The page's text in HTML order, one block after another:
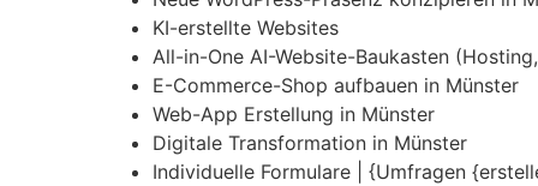
KI-erstellte Websites
All-in-One AI-Website-Baukasten
E-Commerce-Shop aufbauen in Münster
Web-App Erstellung in Münster
Digitale Transformation in Münster
Individuelle Formulare | {Umfragen